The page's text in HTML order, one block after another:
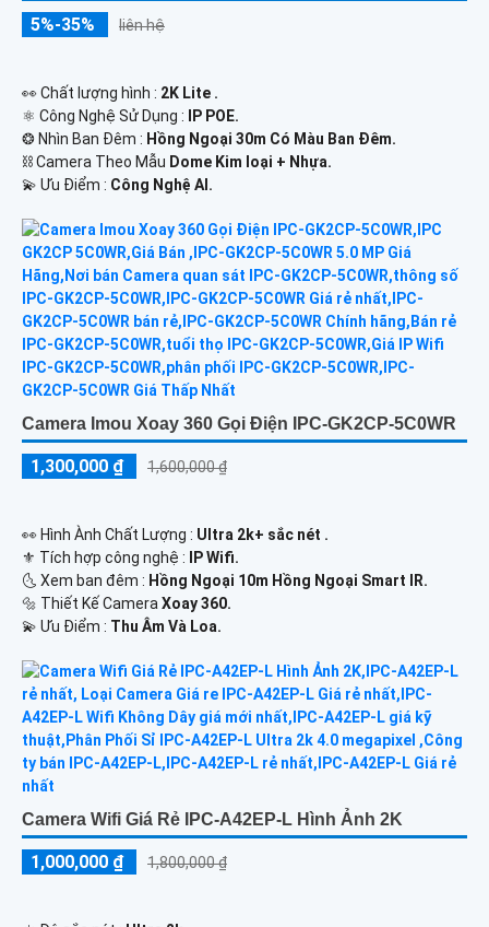
5%-35% liên hệ
️👀 Chất lượng hình : 2K Lite .
⚛️ Công Nghệ Sử Dụng :
IP POE.
❂ Nhìn Ban Đêm : Hồng Ngoại 30m Có Màu Ban Ðêm.
⛓ Camera Theo Mẫu Dome Kim loại + Nhựa.
️💫 Ưu Điểm : Công Nghệ AI.
Camera Imou Xoay 360 Gọi Điện IPC-GK2CP-5C0WR
1,300,000 ₫ 1,600,000 ₫
️👀 Hình Ành Chất Lượng : Ultra 2k+ sắc nét .
⚜️ Tích hợp công nghệ :
IP Wifi.
🌜 Xem ban đêm : Hồng Ngoại 10m Hồng Ngoại Smart IR.
🔩 Thiết Kế CameraXoay 360.
️💫 Ưu Điểm : Thu Âm Và Loa.
Camera Wifi Giá Rẻ IPC-A42EP-L Hình Ảnh 2K
1,000,000 ₫ 1,800,000 ₫